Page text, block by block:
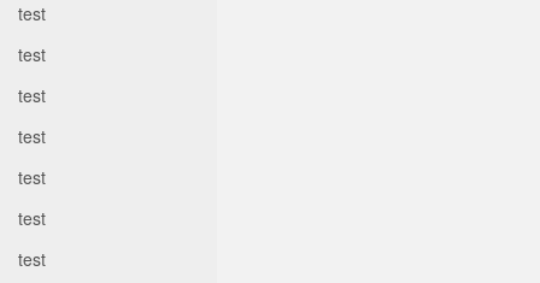
test
test
test
test
test
test
test